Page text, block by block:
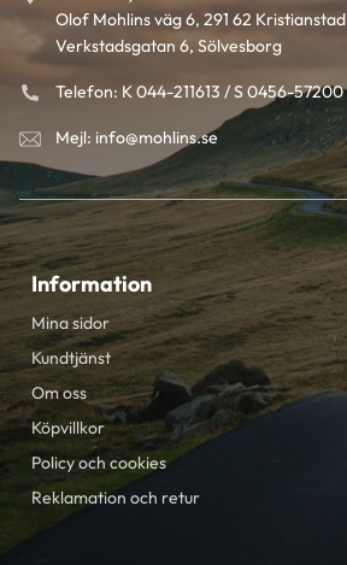
Olof Mohlins väg 6, 291 62 Kristianstad
Verkstadsgatan 6, Sölvesborg
Telefon: K 044-211613 / S 0456-57200
Mejl: info@mohlins.se
Information
Mina sidor
Kundtjänst
Om oss
Köpvillkor
Policy och cookies
Reklamation och retur